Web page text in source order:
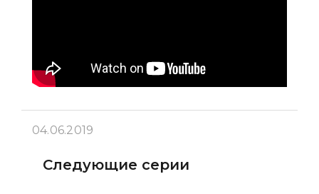
04.06.2019
Следующие серии